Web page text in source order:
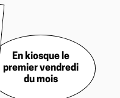
En kiosque le
premier vendredi
du mois